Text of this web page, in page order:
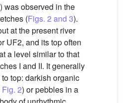
was observed in the
(Figs. 2 and 3).
at the present river
UF2, and its top often
a level similar to that
I and II. It generally
top: darkish organic
Fig. 2) or pebbles in a